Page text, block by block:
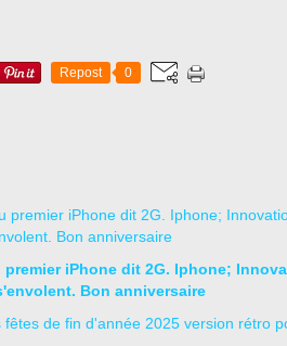
Repost 0
premier iPhone dit 2G. Iphone;
Bon anniversaire